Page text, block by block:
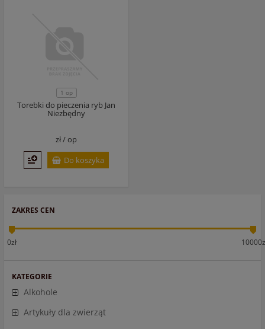
ZAKRES CEN
0zł
KATEGORIE
Alkohole
Artykuły dla zwierząt
1 op
Torebki do pieczenia ryb Jan
Niezbędny
zł /op
Do koszyka